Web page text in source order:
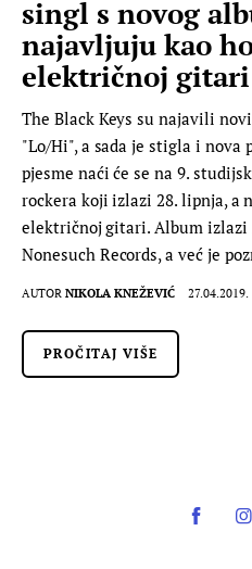
singl s novog
najavljuju kao
električnoj gitari
The Black Keys su najavili
"Lo/Hi", a sada je stigla i nova
pjesme naći će se na 9.
rockera koji izlazi 28. lipnja, a
električnoj gitari. Album izlazi
Nonesuch Records, a već je
AUTOR NIKOLA KNEŽEVIĆ 27.04.2019.
PROČITAJ VIŠE